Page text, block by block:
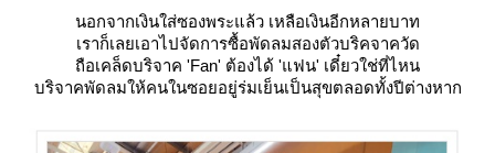
นอกจากเงินใส่ซองพระแล้ว เหลือเงินอีกหลายบาท
เราก็เลยเอาไปจัดการซื้อพัดลมสองตัวบริคจาควัด
ถือเคล็ดบริจาค 'Fan' ต้องได้ 'แฟน' เดี๋ยวใช่ที่ไหน
บริจาคพัดลมให้คนในซอยอยู่ร่มเย็นเป็นสุขตลอดทั้งปีต่างหาก